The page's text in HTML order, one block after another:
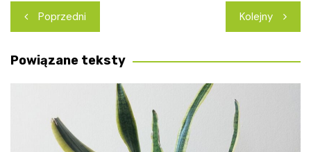
Nawigacja
wpisu
Poprzedni Kolejny
Powiązane teksty